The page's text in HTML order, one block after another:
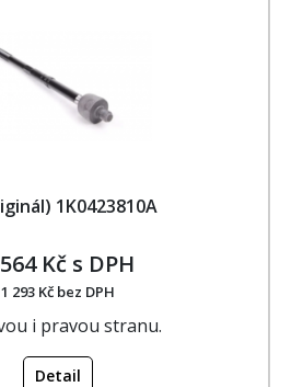
1K0423810A
Kč s DPH
1 293 Kč bez DPH
i pravou stranu.
Detail